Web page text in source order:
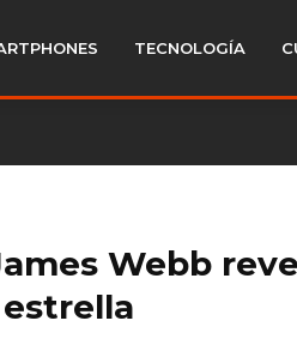
TECNOLOGÍA
Webb
estrella